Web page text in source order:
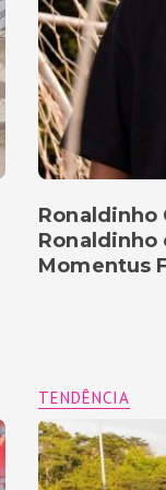
Ronaldinho
Ronaldinho
Momentus
TENDÊNCIA